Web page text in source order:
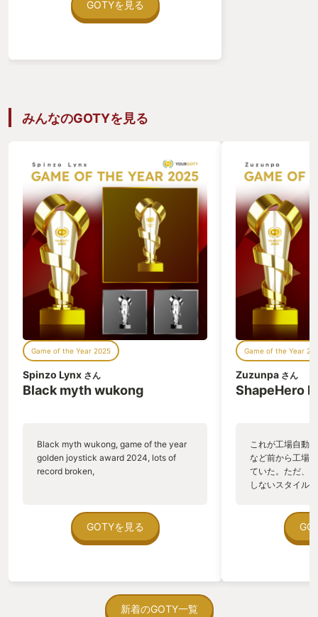
「これはメックウォーリアというんだ」
の道具を揃え、倉庫に資源を溜め込ん
だ。 「さてこれで何でも作り放題だ」
腐、石の豆腐、土の豆腐。何度仕切り直
しても、私に生み出せるのは色違いの豆
を奪われたあとのショートケーキ」を建
設したところで私は悟った。サンドボッ
クスゲームには絵心が必要なのだ。 私は
己の無力に泣いた。 ■■■ Factorioとの
出会い ■■■ ため息をつきながらsteam
キュレーションをぐるぐる回していた私
の眼に、地味なトレイラーが飛び込んで
きた。 「えらく貧相だなあ」 3Dモリモ
リが当たり前の現代に、2Dドット絵であ
る。そして可愛くもないし派手でも爽快
でもない。「あなたへのおすすめ」とし
て華やかさのかけらもないゲームを提示
してくるSteamのアルゴリズムに苛立ち
を覚えながらも、何かが私の心を揺さぶ
るのを感じた。 せわしなく動くロボット
駆け抜ける列車。 少年時代に大型商業施
設のロビーでルーブ・ゴールドバーグ装
版をダウンロードし、体験版用シナリオ
を3周し—それもできるだけ長く遊べる
ようにクリア条件を満たさないように工
のが遅れたのは、体験版にドップリのめ
り込んでいたからだろう。 こうして私は
Factorioと出会った。 ■■■ 絵心は二の
ォロワーが続出している「工場建設系」
「自動化系」の始祖にして至高である。
詳細は私の寝言よりSteamレビューでも
GOTYを見る
みんなのGOTYを見る
Game of the Year 2025
Spinzo Lynx さん
Black myth wukong
Black myth wukong, game of the year
golden joystick award 2024, lots of
record broken,
GOTYを見る
Game of the Year
Zuzunpa さん
ShapeHero
これが工場自動
など前から工場
ていた。ただ、
しないスタイル
ていた。 ただ
在を知ってから
う。気になる。
新着のGOTY一覧